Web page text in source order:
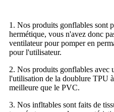
1. Nos produits gonflables sont
hermétique, vous n'avez donc
ventilateur pour pomper en
pour l'utilisateur.
2. Nos produits gonflables avec
l'utilisation de la doublure TPU
meilleure que le PVC.
3. Nos infltables sont faits de